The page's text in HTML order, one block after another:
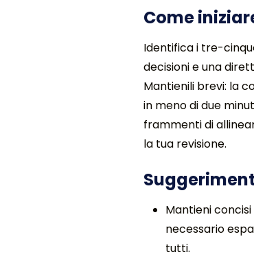
Come
Identifica i tre-
decisioni e una
Mantienili brevi: la
in meno di due
frammenti di
la tua revisione.
Mantieni
necessario
tutti.